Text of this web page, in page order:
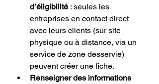
d’éligibilité : seules les
entreprises en contact direct
avec leurs clients (sur site
physique ou à distance, via un
service de zone desservie)
peuvent créer une fiche.
Renseigner des informations